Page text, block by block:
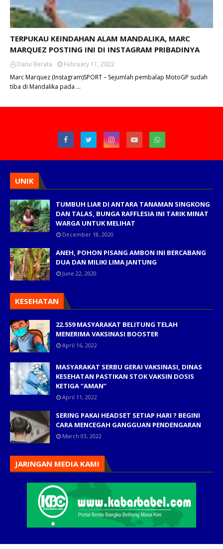
TERPUKAU KEINDAHAN ALAM MANDALIKA, MARC
MARQUEZ POSTING INI DI INSTAGRAM PRIBADINYA
Danu Berata
February 11, 2022
Marc Marquez (Instagram)SPORT – Sejumlah pembalap MotoGP sudah
tiba di Mandalika pada …
UNIK
TUMBUH LIAR DI ANTARA TANAMAN SINGKONG
DAN TALAS, BUNGA RAFFLESIA INI TARIK MINAT
WARGA UNTUK MELIHAT
December 18, 2020
ANEH, POHON PISANG AMBON INI BERCABANG
DUA DAN MILIKI LIMA JANTUNG
June 22, 2020
KESEHATAN
22.559 MASYARAKAT BELITUNG TELAH
MENERIMA VAKSINASI BOOSTER
April 16, 2022
MASYARAKAT SERBU GERAI VAKSINASI, DINAS
KESEHATAN PASTIKAN STOK VAKSIN DOSIS
KETIGA “AMAN”
April 11, 2022
SERING PAKAI HEADSET SETIAP HARI ? BEGINI
CARA MENCEGAH GANGGUAN PENDENGARAN
March 03, 2022
JARINGAN MEDIA KAMI